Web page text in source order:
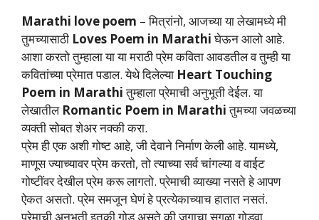
Marathi love poem – मित्रांनो, आजच्या या लेखामध्ये मी
तुमच्यासाठी Loves Poem in Marathiघेऊन आलो आहे.
आशा करतो तुम्हाला या या मराठी प्रेम कविता आवडतील व तुम्ही या
कवितांच्या प्रेमात पडाल. येथे दिलेल्या Heart Touching
Poem in Marathiतुम्हाला प्रेमाची अनुभूती देईल. या
लेखातील Romantic Poem in Marathiतुमच्या जवळच्या
व्यक्ती सोबत शेअर नक्की करा.
प्रेम ही एक अशी गोष्ट आहे, जी देवाने निर्माण केली आहे. यामध्ये,
माणूस ज्याच्यावर प्रेम करतो, तो त्याच्या सर्व चांगल्या व वाईट
गोष्टींवर देखील प्रेम करू लागतो. प्रेमाची व्याख्या नसते हे आपण
ऐकत असतो. प्रेम समजून घेणं हे प्रत्येकाच्याच हातात नसतं.
प्रेमाची अनुभूती इतकी गोड असते की जगाचा सगळा गोडवा